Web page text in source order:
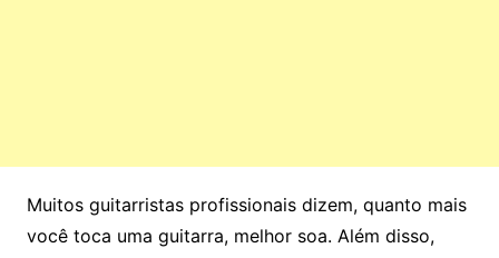
Muitos guitarristas profissionais dizem, quanto mais
você toca uma guitarra, melhor soa. Além disso,